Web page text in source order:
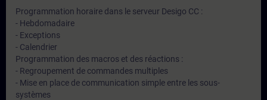
Programmation horaire dans le serveur Desigo CC :
- Hebdomadaire
- Exceptions
- Calendrier
Programmation des macros et des réactions :
- Regroupement de commandes multiples
- Mise en place de communication simple entre les sous-
systèmes